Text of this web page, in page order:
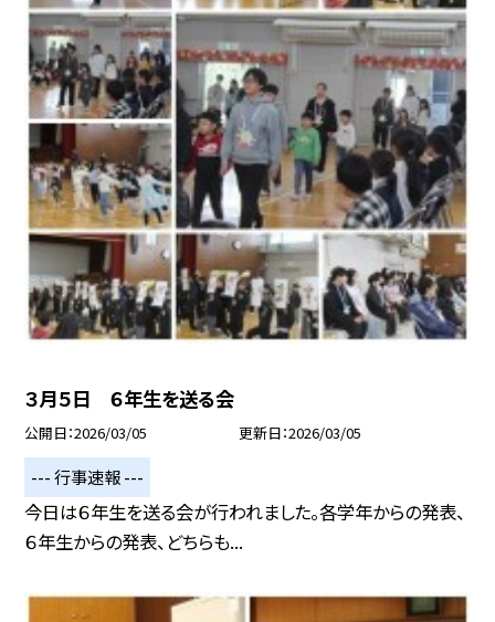
３月５日 ６年生を送る会
公開日 2026/03/05 更新日 2026/03/05
--- 行事速報 ---
今日は６年生を送る会が行われました。各学年からの発表、
６年生からの発表、どちらも...